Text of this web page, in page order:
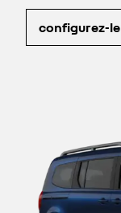
configurez-le